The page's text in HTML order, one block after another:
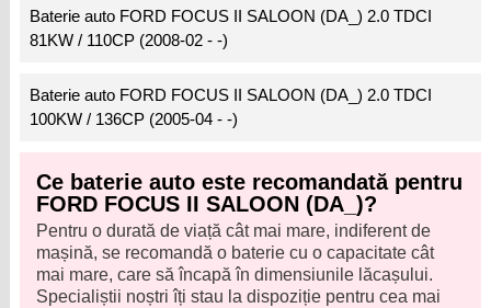
Baterie auto FORD FOCUS II SALOON (DA_) 2.0 TDCI
81KW / 110CP (2008-02 - -)
Baterie auto FORD FOCUS II SALOON (DA_) 2.0 TDCI
100KW / 136CP (2005-04 - -)
Ce baterie auto este recomandată pentru
FORD FOCUS II SALOON (DA_)?
Pentru o durată de viață cât mai mare, indiferent de
mașină, se recomandă o baterie cu o capacitate cât
mai mare, care să încapă în dimensiunile lăcașului.
Specialiștii noștri îți stau la dispoziție pentru cea mai